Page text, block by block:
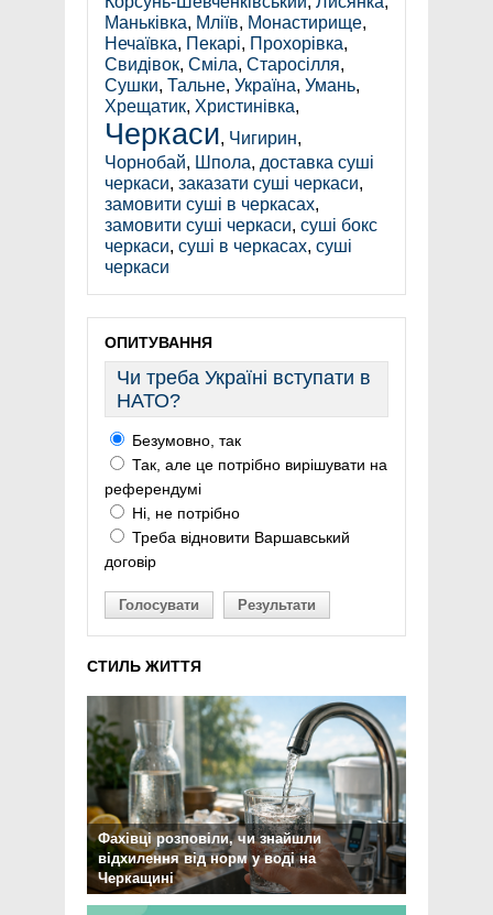
Маньківка, Мліїв, Монастирище,
Нечаївка, Пекарі, Прохорівка,
Свидівок, Сміла, Старосілля,
Сушки, Тальне, Україна, Умань,
Хрещатик, Христинівка,
Черкаси, Чигирин,
Чорнобай, Шпола, доставка суші
черкаси, заказати суші черкаси,
замовити суші в черкасах,
замовити суші черкаси, суші бокс
черкаси, суші в черкасах, суші
черкаси
ОПИТУВАННЯ
Чи треба Україні вступати в
НАТО?
Безумовно, так
Так, але це потрібно вирішувати на
референдумі
Ні, не потрібно
Треба відновити Варшавський
договір
Голосувати Результати
СТИЛЬ ЖИТТЯ
Фахівці розповіли, чи знайшли
відхилення від норм у воді на
Черкащині